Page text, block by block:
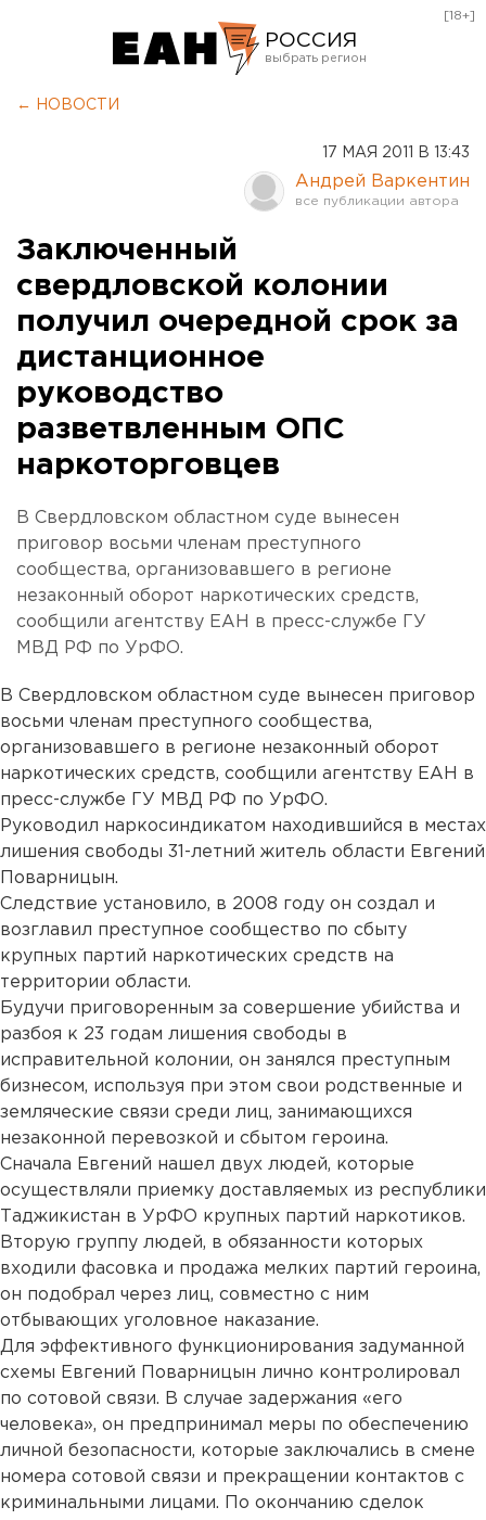
РОССИЯ
Оренбург
[18+]
← НОВОСТИ
17 МАЯ 2011 В 13:43
Андрей Варкентин
Заключенный
свердловской колонии
получил очередной срок за
дистанционное
руководство
разветвленным ОПС
наркоторговцев
В Свердловском областном суде вынесен
приговор восьми членам преступного
сообщества, организовавшего в регионе
незаконный оборот наркотических средств,
сообщили агентству ЕАН в пресс-службе ГУ
МВД РФ по УрФО.
В Свердловском областном суде вынесен приговор
восьми членам преступного сообщества,
организовавшего в регионе незаконный оборот
наркотических средств, сообщили агентству ЕАН в
пресс-службе ГУ МВД РФ по УрФО.
Руководил наркосиндикатом находившийся в местах
лишения свободы 31-летний житель области Евгений
Поварницын.
Следствие установило, в 2008 году он создал и
возглавил преступное сообщество по сбыту
крупных партий наркотических средств на
территории области.
Будучи приговоренным за совершение убийства и
разбоя к 23 годам лишения свободы в
исправительной колонии, он занялся преступным
бизнесом, используя при этом свои родственные и
земляческие связи среди лиц, занимающихся
незаконной перевозкой и сбытом героина.
Сначала Евгений нашел двух людей, которые
осуществляли приемку доставляемых из республики
Таджикистан в УрФО крупных партий наркотиков.
Вторую группу людей, в обязанности которых
входили фасовка и продажа мелких партий героина,
он подобрал через лиц, совместно с ним
отбывающих уголовное наказание.
Для эффективного функционирования задуманной
схемы Евгений Поварницын лично контролировал
по сотовой связи. В случае задержания «его
человека», он предпринимал меры по обеспечению
личной безопасности, которые заключались в смене
номера сотовой связи и прекращении контактов с
криминальными лицами. По окончанию сделок